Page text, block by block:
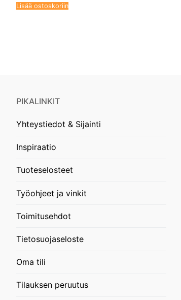
Lisää ostoskoriin
PIKALINKIT
Yhteystiedot & Sijainti
Inspiraatio
Tuoteselosteet
Työohjeet ja vinkit
Toimitusehdot
Tietosuojaseloste
Oma tili
Tilauksen peruutus